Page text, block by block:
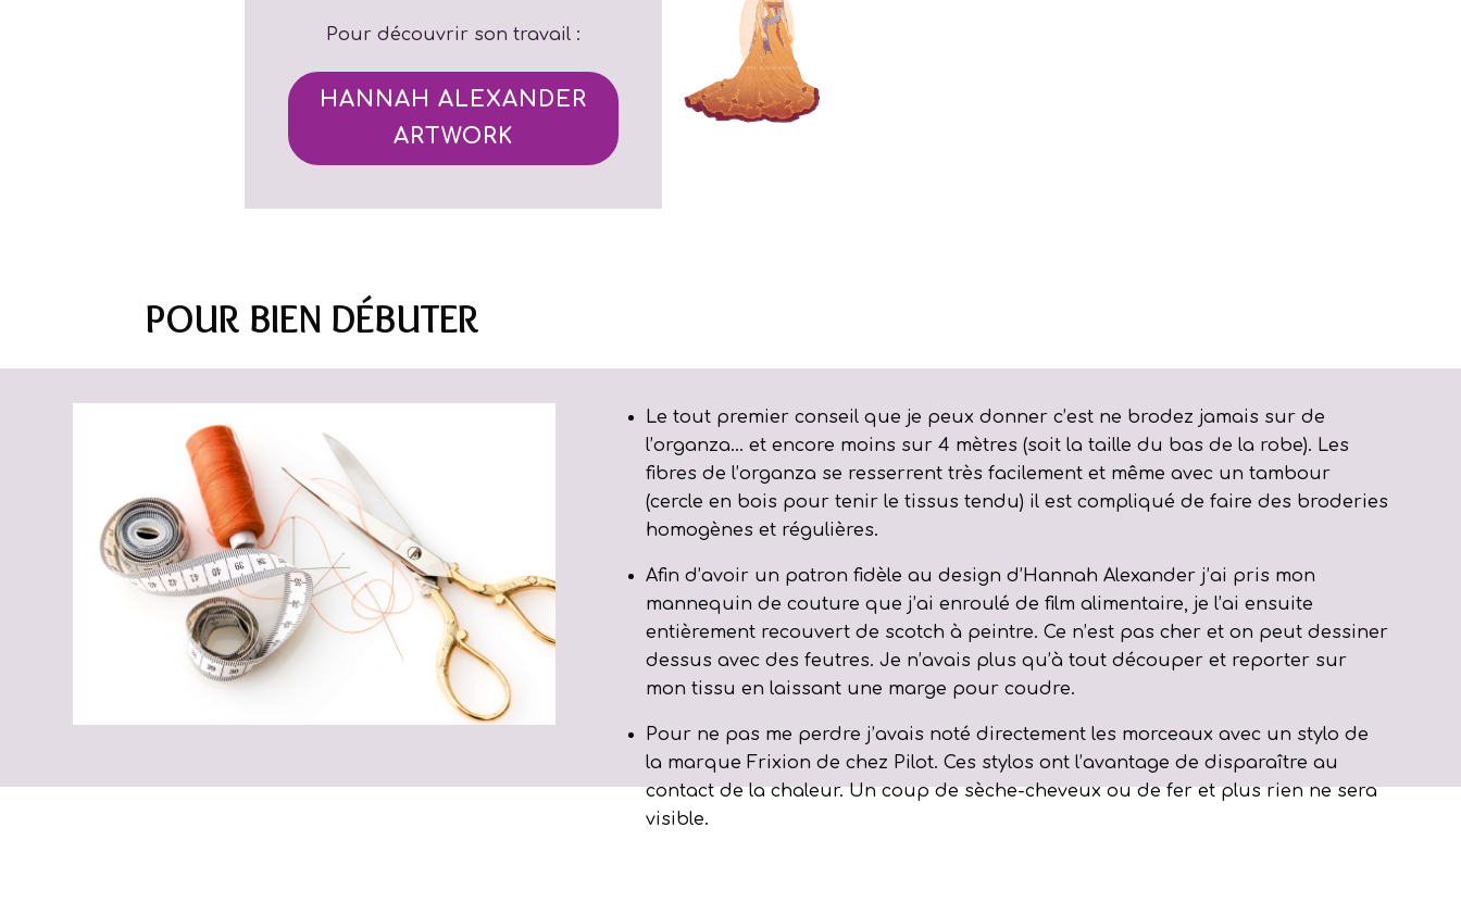
Pour découvrir son travail :
HANNAH ALEXANDER
ARTWORK
POUR BIEN DÉBUTER
Le tout premier conseil que je peux donner c’est ne brodez jamais sur de
l’organza… et encore moins sur 4 mètres (soit la taille du bas de la robe). Les
fibres de l’organza se resserrent très facilement et même avec un tambour
(cercle en bois pour tenir le tissus tendu) il est compliqué de faire des broderies
homogènes et régulières.
Afin d’avoir un patron fidèle au design d’Hannah Alexander j’ai pris mon
mannequin de couture que j’ai enroulé de film alimentaire, je l’ai ensuite
entièrement recouvert de scotch à peintre. Ce n’est pas cher et on peut dessiner
dessus avec des feutres. Je n’avais plus qu’à tout découper et reporter sur
mon tissu en laissant une marge pour coudre.
Pour ne pas me perdre j’avais noté directement les morceaux avec un stylo de
la marque Frixion de chez Pilot. Ces stylos ont l’avantage de disparaître au
contact de la chaleur. Un coup de sèche-cheveux ou de fer et plus rien ne sera
visible.